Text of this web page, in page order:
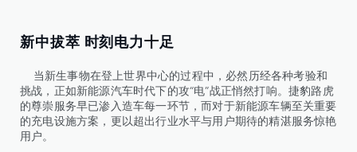
新中拔萃 时刻电力十足
当新生事物在登上世界中心的过程中，必然历经各种考验和
挑战，正如新能源汽车时代下的攻“电”战正悄然打响。捷豹路虎
的尊崇服务早已渗入造车每一环节，而对于新能源车辆至关重要
的充电设施方案，更以超出行业水平与用户期待的精湛服务惊艳
用户。